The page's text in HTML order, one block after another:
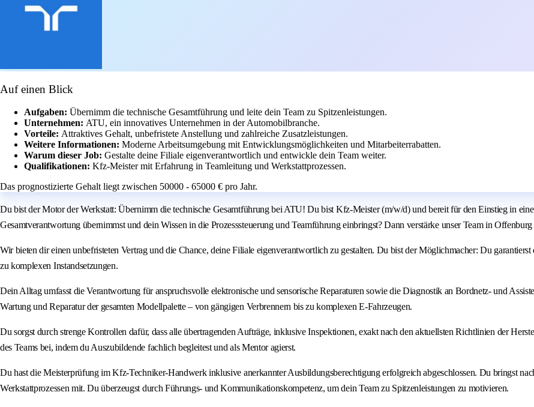
Auf einen Blick
Aufgaben: Übernimm die technische Gesamtführung und leite dein Team zu Spitzenleistungen.
Unternehmen: ATU, ein innovatives Unternehmen in der Automobilbranche.
Vorteile: Attraktives Gehalt, unbefristete Anstellung und zahlreiche Zusatzleistungen.
Weitere Informationen: Moderne Arbeitsumgebung mit Entwicklungsmöglichkeiten und Mitarbeiterrabatten.
Warum dieser Job: Gestalte deine Filiale eigenverantwortlich und entwickle dein Team weiter.
Qualifikationen: Kfz-Meister mit Erfahrung in Teamleitung und Werkstattprozessen.
Das prognostizierte Gehalt liegt zwischen 50000 - 65000 € pro Jahr.
Du bist der Motor der Werkstatt: Übernimm die technische Gesamtführung bei ATU! Du bist Kfz-Meister (m/w/d) und bereit für den Einstieg in
Gesamtverantwortung übernimmst und dein Wissen in die Prozesssteuerung und Teamführung einbringst? Dann verstärke unser Team in
Wir bieten dir einen unbefristeten Vertrag und die Chance, deine Filiale eigenverantwortlich zu gestalten. Du bist der Möglichmacher: Du
zu komplexen Instandsetzungen.
Dein Alltag umfasst die Verantwortung für anspruchsvolle elektronische und sensorische Reparaturen sowie die Diagnostik an Bordnetz- und
Wartung und Reparatur der gesamten Modellpalette – von gängigen Verbrennern bis zu komplexen E-Fahrzeugen.
Du sorgst durch strenge Kontrollen dafür, dass alle übertragenden Aufträge, inklusive Inspektionen, exakt nach den aktuellsten Richtlinien der
des Teams bei, indem du Auszubildende fachlich begleitest und als Mentor agierst.
Du hast die Meisterprüfung im Kfz-Techniker-Handwerk inklusive anerkannter Ausbildungsberechtigung erfolgreich abgeschlossen. Du bringst
Werkstattprozessen mit. Du überzeugst durch Führungs- und Kommunikationskompetenz, um dein Team zu Spitzenleistungen zu motivieren.